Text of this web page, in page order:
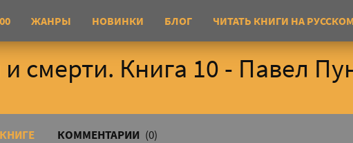
ЖАНРЫ НОВИНКИ БЛОГ ЧИТАТЬ КНИГИ НА
смерти. Книга 10 - Павел
КОММЕНТАРИИ (0)